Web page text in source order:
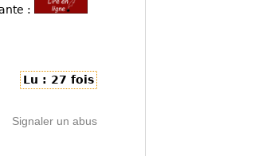
:
Lu : 27 fois
Signaler un abus